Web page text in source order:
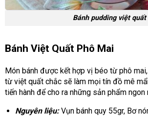
Bánh pudding việt quất
Bánh Việt Quất Phô Mai
Món bánh được kết hợp vị béo từ phô
từ việt quất chắc sẽ làm mọi tín đồ mê
tiến hành để cho ra những sản phẩm ngon
Nguyên liệu:Vụn bánh quy 55gr, Bơ